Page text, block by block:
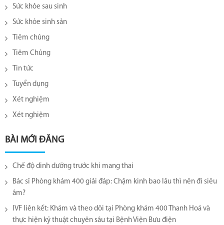
Sức khỏe sau sinh
Sức khỏe sinh sản
Tiêm chủng
Tiêm Chủng
Tin tức
Tuyển dụng
Xét nghiệm
Xét nghiệm
BÀI MỚI ĐĂNG
Chế độ dinh dưỡng trước khi mang thai
Bác sĩ Phòng khám 400 giải đáp: Chậm kinh bao lâu thì nên đi siêu
âm?
IVF liên kết: Khám và theo dõi tại Phòng khám 400 Thanh Hoá và
thực hiện kỹ thuật chuyên sâu tại Bệnh Viện Bưu điện